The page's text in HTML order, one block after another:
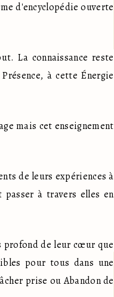
d'encyclopédie ouverte
La connaissance reste
à cette Énergie
mais cet enseignement
de leurs expériences à
à travers elles en
profond de leur cœur que
pour tous dans une
prise ou Abandon de